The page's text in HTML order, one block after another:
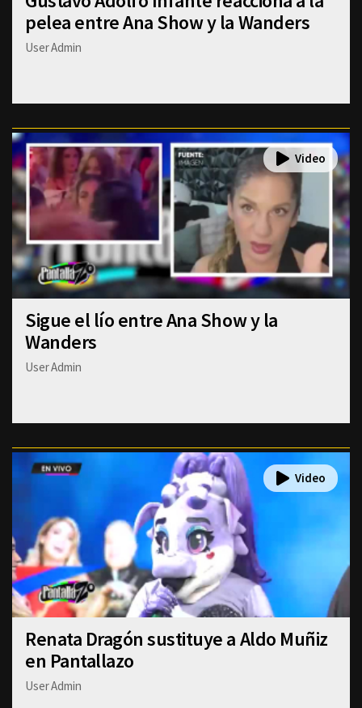
pelea entre Ana Show y la Wanders
User Admin
Sigue el lío entre Ana Show y la
Wanders
User Admin
Renata Dragón sustituye a Aldo Muñiz
en Pantallazo
User Admin